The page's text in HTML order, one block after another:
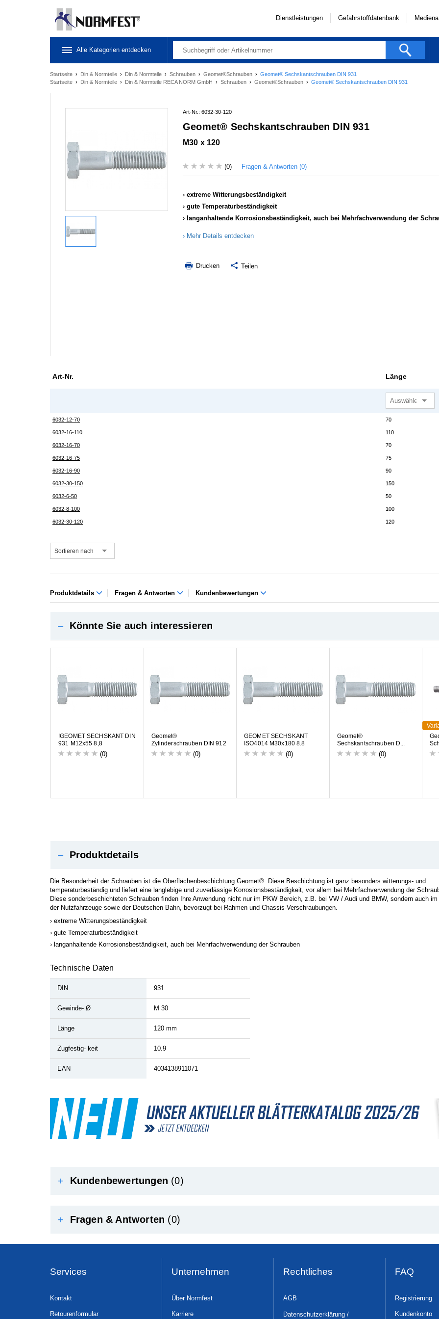
Dienstleistungen Gefahrstoffdatenbank
Alle Kategorien entdecken
Startseite › Din & Normteile › Din & Normteile › Schrauben › Geomet®Schrauben › Geomet® Sechskantschrauben DIN 931
Startseite › Din & Normteile › Din & Normteile RECA NORM GmbH › Schrauben › Geomet®Schrauben › Geomet® Sechskantschrauben DIN 931
Art-Nr.: 6032-30-120
Geomet® Sechskantschrauben DIN 931
M30 x 120
(0) Fragen & Antworten (0)
extreme Witterungsbeständigkeit
gute Temperaturbeständigkeit
langanhaltende Korrosionsbeständigkeit, auch bei Mehrfachverwendung der
Mehr Details entdecken
Drucken Teilen
Art-Nr. Länge
6032-12-70 70
6032-16-110 110
6032-16-70 70
6032-16-75 75
6032-16-90 90
6032-30-150 150
6032-6-50 50
6032-8-100 100
6032-30-120 120
Sortieren nach
Produktdetails Fragen & Antworten Kundenbewertungen
– Könnte Sie auch interessieren
!GEO M ET SEC H SKANT D N
931 M 12x55 8,8
(0)
Geomet®
Zyl inderschrauben D N 912
(0)
GEOM ET SEC HS KANT
ISO4014 M30x180 8.8
(0)
Geomet®
Sechskantschrauben D...
(0)
Ge
Sc
– Produktdetails
Die Besonderheit der Schrauben ist die Oberflächenbeschichtung Geomet®. Diese Beschichtung ist ganz besonders witterungs- und
temperaturbeständig und liefert eine langlebige und zuverlässige Korrosionsbeständigkeit, vor allem bei Mehrfachverwendung der
Diese sonderbeschichteten Schrauben finden Ihre Anwendung nicht nur im PKW Bereich, z.B. bei VW / Audi und BMW, sondern auch
der Nutzfahrzeuge sowie der Deutschen Bahn, bevorzugt bei Rahmen und Chassis-Verschraubungen.
extreme Witterungsbeständigkeit
gute Temperaturbeständigkeit
langanhaltende Korrosionsbeständigkeit, auch bei Mehrfachverwendung der Schrauben
Technische Daten
DIN 931
Gewinde- Ø M 30
Länge 120 mm
Zugfestig- keit 10.9
EAN 4034138911071
+ Kundenbewertungen (0)
+ Fragen & Antworten (0)
Services
Kontakt
Retourenformular
Unternehmen
Über Normfest
Karriere
Rechtliches
AGB
Datenschutzerklärung /
FAQ
Registrierung
Kundenkonto